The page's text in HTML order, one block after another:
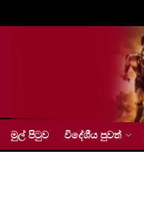
මුල් පිටුව විදේශීය පුවත්